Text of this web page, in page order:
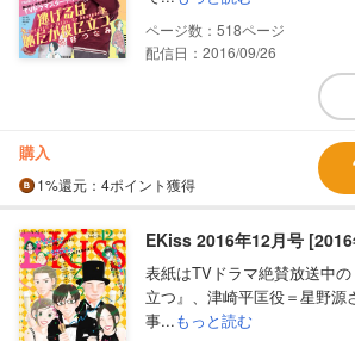
518
配信日：2016/09/26
購入
1%還元 ：4ポイント獲得
EKiss 2016年12月号
表紙はTVドラマ絶賛放送中
立つ』、津崎平匡役＝星野源
事...もっと読む